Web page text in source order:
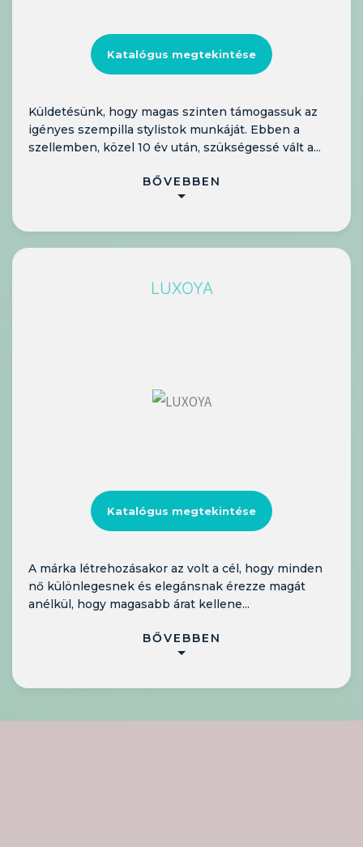
Katalógus megtekintése
Küldetésünk, hogy magas szinten támogassuk az
igényes szempilla stylistok munkáját. Ebben a
szellemben, közel 10 év után, szükségessé vált a...
BŐVEBBEN
LUXOYA
Katalógus megtekintése
A márka létrehozásakor az volt a cél, hogy minden
nő különlegesnek és elegánsnak érezze magát
anélkül, hogy magasabb árat kellene...
BŐVEBBEN